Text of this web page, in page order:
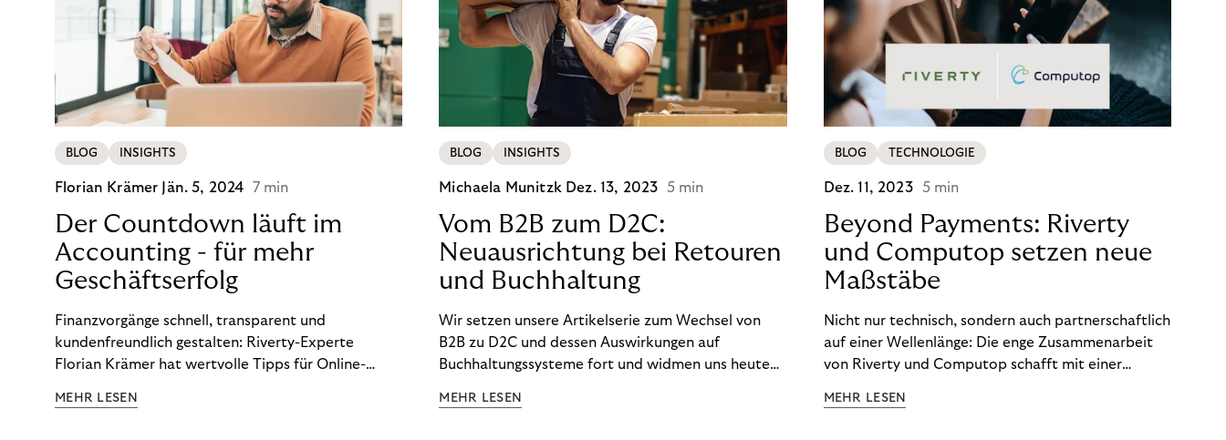
BLOG INSIGHTS
Florian Krämer Jän. 5, 2024 7 min
Der Countdown läuft im
Accounting - für mehr
Geschäftserfolg
Finanzvorgänge schnell, transparent und
kundenfreundlich gestalten: Riverty-Experte
Florian Krämer hat wertvolle Tipps für Online-
möchten.
MEHR LESEN
BLOG INSIGHTS
Michaela Munitzk Dez. 13, 2023 5 min
Vom B2B zum D2C:
Neuausrichtung bei Retouren
und Buchhaltung
Wir setzen unsere Artikelserie zum Wechsel von
B2B zu D2C und dessen Auswirkungen auf
Buchhaltungssysteme fort und widmen uns heute
im D2C-Bereich.
MEHR LESEN
BLOG TECHNOLOGIE
Dez. 11, 2023 5 min
Beyond Payments: Riverty
und Computop setzen neue
Maßstäbe
Nicht nur technisch, sondern auch partnerschaftlich
auf einer Wellenlänge: Die enge Zusammenarbeit
von Riverty und Computop schafft mit einer
Zahlungsabwicklung echte Mehrwerte für Händler.
MEHR LESEN